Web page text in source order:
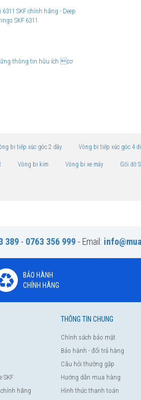
SKF chính hãng - Deep
SKF 6311
thông tin hữu ích cơ
bi tiếp xúc góc 2 dãy Vòng bi tiếp xúc góc 4
Vòng bi kim Vòng bi xe máy Gối đỡ
389- 0763 356 999- Email:
BẢO HÀNH
CHÍNH HÃNG
SKF
hãng
THÔNG TIN CHUNG
Chính sách bảo mật
Bảo hành - đổi trả hàng
Câu hỏi thường gặp
Hướng dẫn mua hàng
Hình thức thanh toán